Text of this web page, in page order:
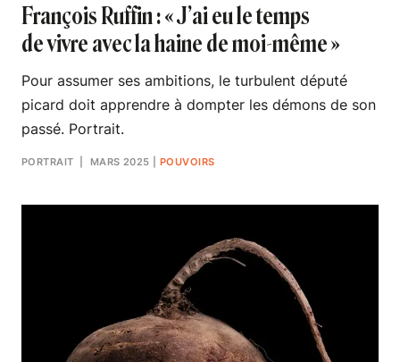
François Ruffin : « J’ai eu le temps
de vivre avec la haine de moi-même »
Pour assumer ses ambitions, le turbulent député
picard doit apprendre à dompter les démons de son
passé. Portrait.
PORTRAIT | MARS 2025 |POUVOIRS